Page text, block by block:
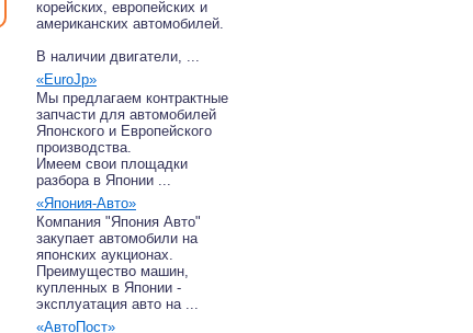
корейских, европейских и
американских автомобилей.
В наличии двигатели, ...
«EuroJp»
Мы предлагаем контрактные
запчасти для автомобилей
Японского и Европейского
производства.
Имеем свои площадки
разбора в Японии ...
«Япония-Авто»
Компания "Япония Авто"
закупает автомобили на
японских аукционах.
Преимущество машин,
купленных в Японии -
эксплуатация авто на ...
«АвтоПост»